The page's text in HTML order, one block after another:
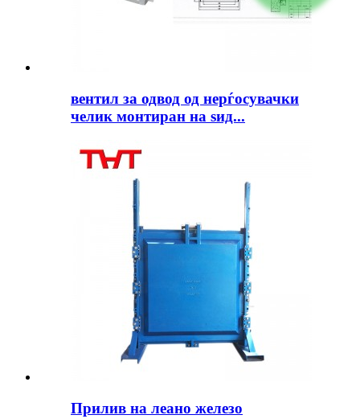
вентил за одвод од нерѓосувачки
челик монтиран на ѕид...
Прилив на леано железо